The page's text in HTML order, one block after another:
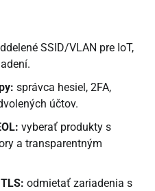
SSID/VLAN pre IoT,
správca hesiel, 2FA,
účtov.
vyberať produkty s
a transparentným
odmietať zariadenia s